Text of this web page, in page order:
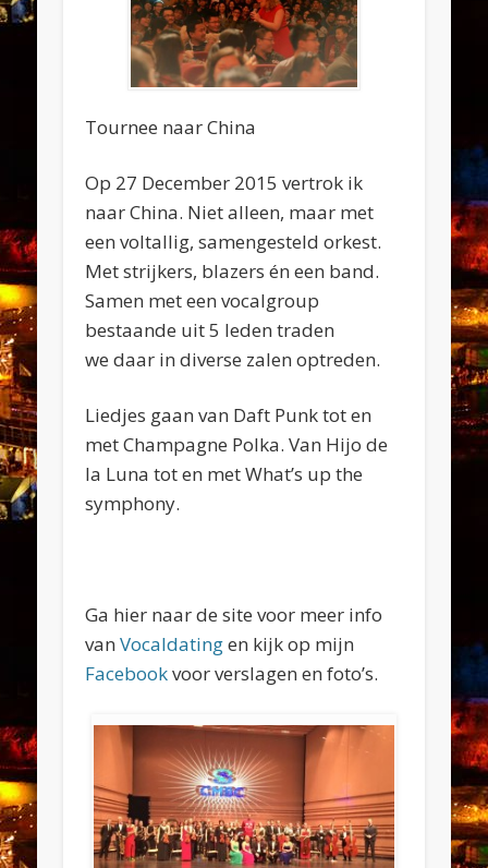
Tournee naar China
Op 27 December 2015 vertrok ik
naar China. Niet alleen, maar met
een voltallig, samengesteld orkest.
Met strijkers, blazers én een band.
Samen met een vocalgroup
bestaande uit 5 leden traden
we daar in diverse zalen optreden.
Liedjes gaan van Daft Punk tot en
met Champagne Polka. Van Hijo de
la Luna tot en met What’s up the
symphony.
Ga hier naar de site voor meer info
vanVocaldatingen kijk op mijn
Facebookvoor verslagen en foto’s.